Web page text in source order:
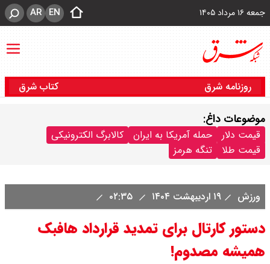
جمعه ۱۶ مرداد ۱۴۰۵ EN
AR
روزنامه شرق کتاب شرق
موضوعات داغ:
قیمت دلار حمله آمریکا به ایران
کالابرگ الکترونیکی
قیمت طلا
تنگه هرمز
ورزش ۱۹ اردیبهشت ۱۴۰۴
دستور کارتال برای تمدید قرارداد هافبک
همیشه مصدوم!